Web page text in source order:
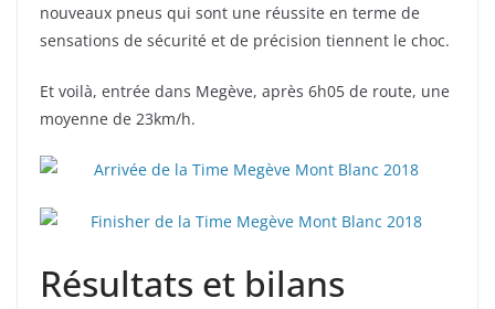
nouveaux pneus qui sont une réussite en terme de
sensations de sécurité et de précision tiennent le choc.
Et voilà, entrée dans Megève, après 6h05 de route, une
moyenne de 23km/h.
Résultats et bilans